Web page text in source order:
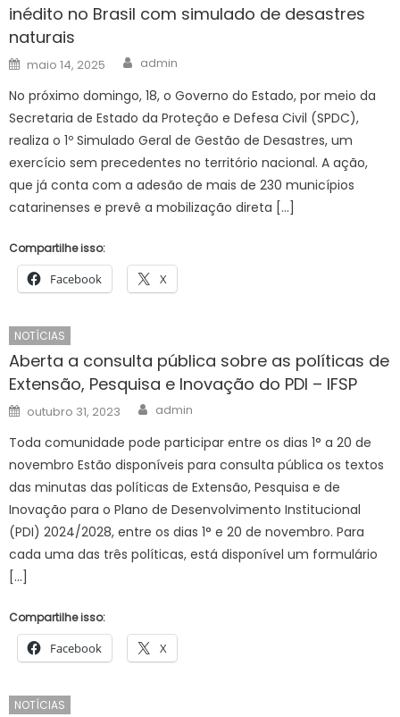
inédito no Brasil com simulado de desastres
naturais
Posted
on
maio 14, 2025 Author
admin
No próximo domingo, 18, o Governo do Estado, por meio da
Secretaria de Estado da Proteção e Defesa Civil (SPDC),
realiza o 1º Simulado Geral de Gestão de Desastres, um
exercício sem precedentes no território nacional. A ação,
que já conta com a adesão de mais de 230 municípios
catarinenses e prevê a mobilização direta […]
Compartilhe isso:
Facebook X
NOTÍCIAS
Aberta a consulta pública sobre as políticas de
Extensão, Pesquisa e Inovação do PDI – IFSP
Posted
on
outubro 31, 2023 Author
admin
Toda comunidade pode participar entre os dias 1° a 20 de
novembro Estão disponíveis para consulta pública os textos
das minutas das políticas de Extensão, Pesquisa e de
Inovação para o Plano de Desenvolvimento Institucional
(PDI) 2024/2028, entre os dias 1° e 20 de novembro. Para
cada uma das três políticas, está disponível um formulário
[…]
Compartilhe isso:
Facebook X
NOTÍCIAS